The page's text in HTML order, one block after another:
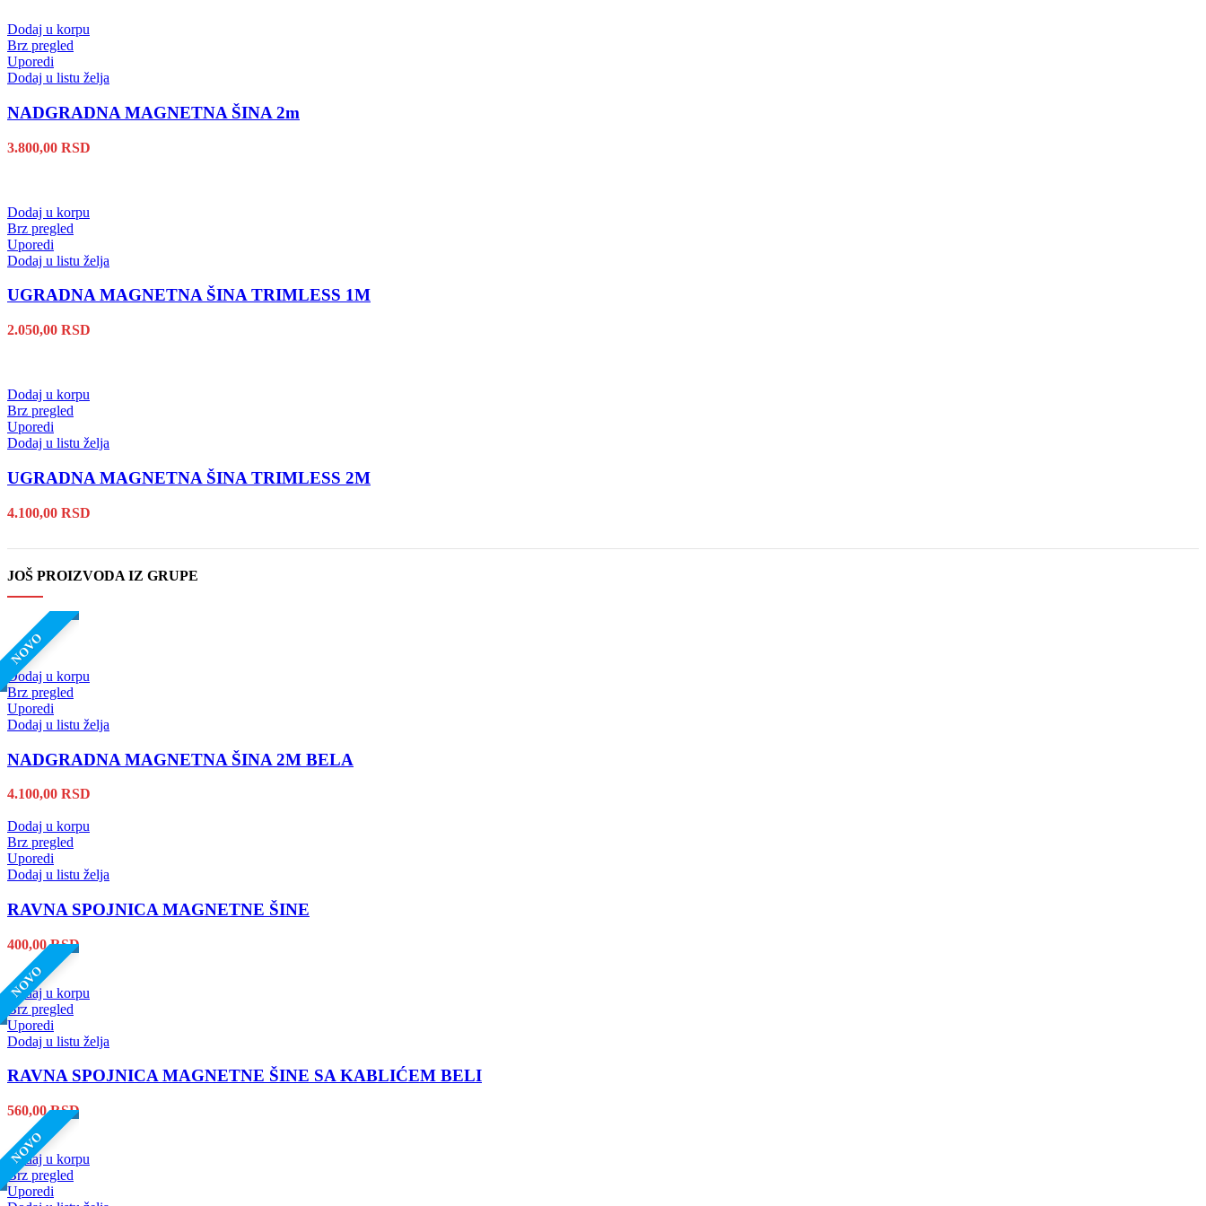
Dodaj u korpu
Brz pregled
Uporedi
Dodaj u listu želja
NADGRADNA MAGNETNA ŠINA 2m
3.800,00 RSD
Dodaj u korpu
Brz pregled
Uporedi
Dodaj u listu želja
UGRADNA MAGNETNA ŠINA TRIMLESS 1M
2.050,00 RSD
Dodaj u korpu
Brz pregled
Uporedi
Dodaj u listu želja
UGRADNA MAGNETNA ŠINA TRIMLESS 2M
4.100,00 RSD
JOŠ PROIZVODA IZ GRUPE
Dodaj u korpu
Brz pregled
Uporedi
Dodaj u listu želja
NADGRADNA MAGNETNA ŠINA 2M BELA
NOVO
4.100,00 RSD
Dodaj u korpu
Brz pregled
Uporedi
Dodaj u listu želja
RAVNA SPOJNICA MAGNETNE ŠINE
400,00RSD
Dodaj u korpu
Brz pregled
Uporedi
Dodaj u listu želja
RAVNA SPOJNICA MAGNETNE ŠINE SA KABLIĆEM BELI
NOVO
560,00RSD
Dodaj u korpu
Brz pregled
Uporedi
NOVO